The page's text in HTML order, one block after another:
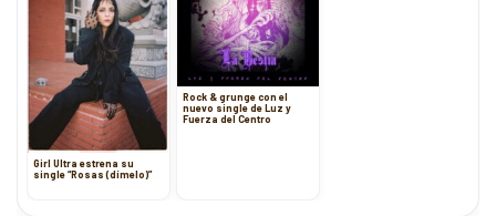
Girl Ultra estrena su
single “Rosas (dímelo)”
Rock & grunge con el
nuevo single de Luz y
Fuerza del Centro